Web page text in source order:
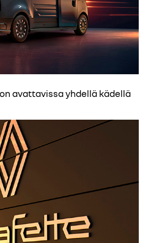
avattavissa yhdellä kädellä